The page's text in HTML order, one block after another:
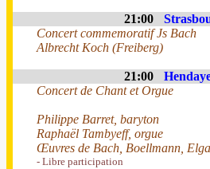
21:00
Concert commemoratif Js Bach
Albrecht Koch (Freiberg)
21:00
Concert de Chant et Orgue
Philippe Barret, baryton
Raphaël Tambyeff, orgue
Œuvres de Bach, Boellmann,
- Libre participation